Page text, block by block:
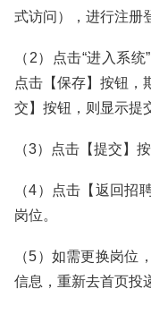
式访问），进行注册
（2）点击“进入系
点击【保存】按钮，
交】按钮，则显示提
（3）点击【提交】
（4）点击【返回招
岗位。
（5）如需更换岗位
信息，重新去首页投